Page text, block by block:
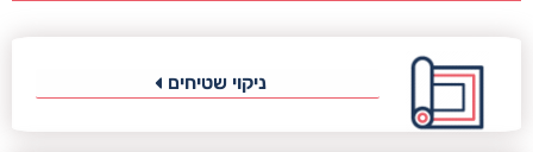
ניקוי שטיחים